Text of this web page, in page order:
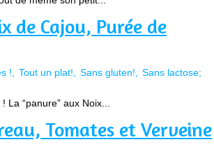
de Cajou, Purée de
! Tout un plat! Sans gluten!
Sans lactose;
“panure” aux Noix...
Tomates et Verveine